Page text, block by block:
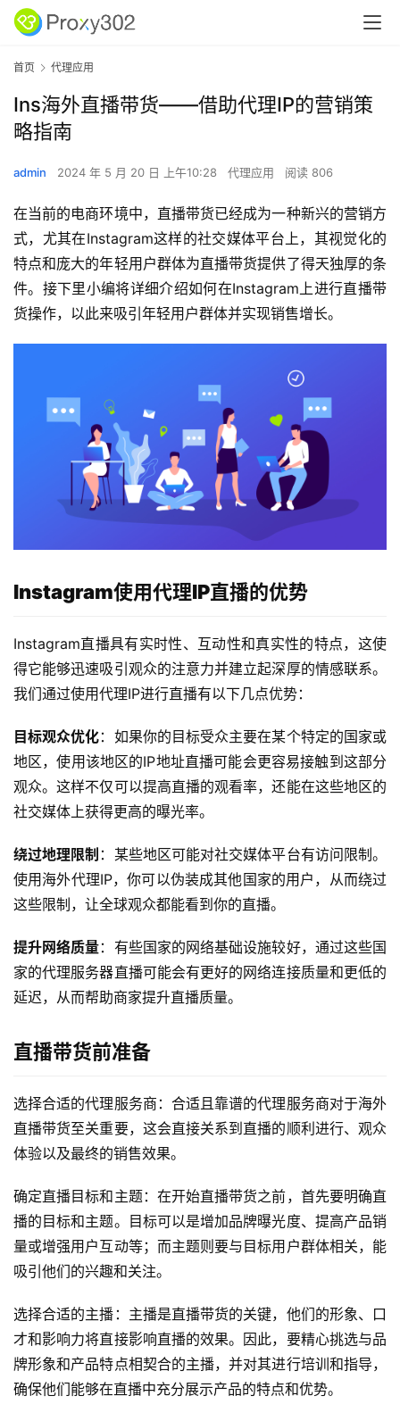
首页 代理应用
Ins海外直播带货——借助代理IP的营销策
略指南
admin 2024 年 5 月 20 日 上午10:28 代理应用 阅读 806
在当前的电商环境中，直播带货已经成为一种新兴的营销方
式，尤其在Instagram这样的社交媒体平台上，其视觉化的
特点和庞大的年轻用户群体为直播带货提供了得天独厚的条
件。接下里小编将详细介绍如何在Instagram上进行直播带
货操作，以此来吸引年轻用户群体并实现销售增长。
Instagram使用代理IP直播的优势
Instagram直播具有实时性、互动性和真实性的特点，这使
得它能够迅速吸引观众的注意力并建立起深厚的情感联系。
我们通过使用代理IP进行直播有以下几点优势：
目标观众优化：如果你的目标受众主要在某个特定的国家或
地区，使用该地区的IP地址直播可能会更容易接触到这部分
观众。这样不仅可以提高直播的观看率，还能在这些地区的
社交媒体上获得更高的曝光率。
绕过地理限制 ：某些地区可能对社交媒体平台有访问限制。
使用海外代理IP，你可以伪装成其他国家的用户，从而绕过
这些限制，让全球观众都能看到你的直播。
提升网络质量：有些国家的网络基础设施较好，通过这些国
家的代理服务器直播可能会有更好的网络连接质量和更低的
延迟，从而帮助商家提升直播质量。
直播带货前准备
选择合适的代理服务商：合适且靠谱的代理服务商对于海外
直播带货至关重要，这会直接关系到直播的顺利进行、观众
体验以及最终的销售效果。
确定直播目标和主题：在开始直播带货之前，首先要明确直
播的目标和主题。目标可以是增加品牌曝光度、提高产品销
量或增强用户互动等；而主题则要与目标用户群体相关，能
吸引他们的兴趣和关注。
选择合适的主播：主播是直播带货的关键，他们的形象、口
才和影响力将直接影响直播的效果。因此，要精心挑选与品
牌形象和产品特点相契合的主播，并对其进行培训和指导，
确保他们能够在直播中充分展示产品的特点和优势。